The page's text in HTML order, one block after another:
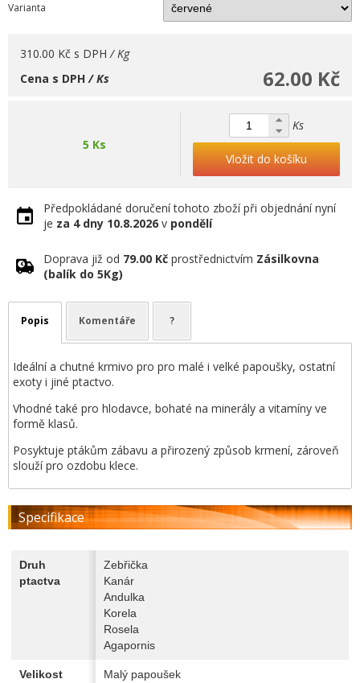
Varianta
310.00 Kč s DPH / Kg
62.00 Kč
Cena s DPH/ Ks
5 Ks
Ks
Vložit do košíku
Předpokládané doručení tohoto zboží při objednání nyní
je za 4 dny 10.8.2026 v pondělí
Doprava již od 79.00 Kč prostřednictvím Zásilkovna
(balík do 5Kg)
Popis Komentáře ?
Ideální a chutné krmivo pro pro malé i velké papoušky, ostatní
exoty i jiné ptactvo.
Vhodné také pro hlodavce, bohaté na minerály a vitamíny ve
formě klasů.
Posyktuje ptákům zábavu a přirozený způsob krmení, zároveň
slouží pro ozdobu klece.
Specifikace
Druh
ptactva
Zebřička
Kanár
Andulka
Korela
Rosela
Agapornis
Velikost
Malý papoušek